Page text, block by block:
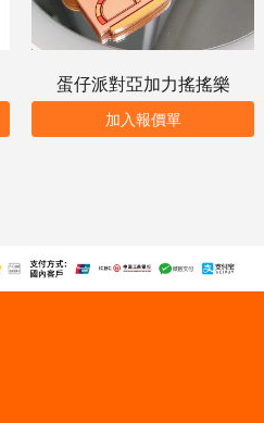
蛋仔派對亞加力搖搖樂
加入報價單